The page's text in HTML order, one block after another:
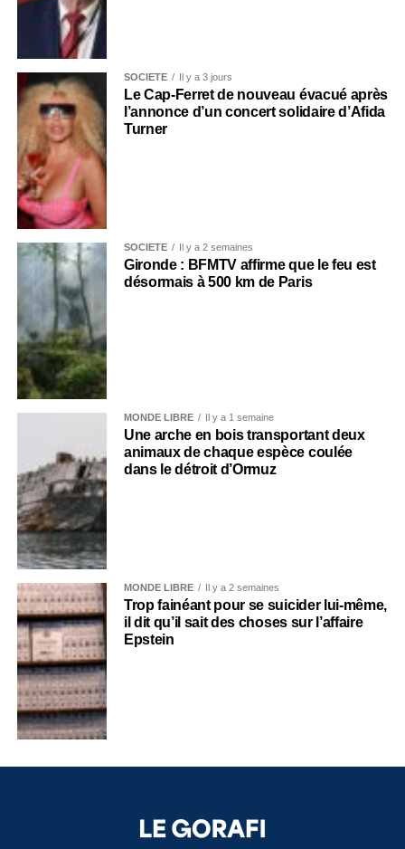
SOCIÉTÉ Il y a 3 jours
Le Cap-Ferret de nouveau évacué après
l’annonce d’un concert solidaire d’Afida
Turner
SOCIÉTÉ Il y a 2 semaines
Gironde : BFMTV affirme que le feu est
désormais à 500 km de Paris
MONDE LIBRE Il y a 1 semaine
Une arche en bois transportant deux
animaux de chaque espèce coulée
dans le détroit d’Ormuz
MONDE LIBRE Il y a 2 semaines
Trop fainéant pour se suicider lui-même,
il dit qu’il sait des choses sur l’affaire
Epstein